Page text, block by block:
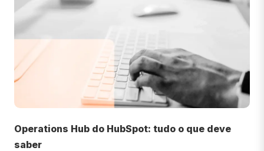
Operations Hub do HubSpot: tudo o que deve
saber